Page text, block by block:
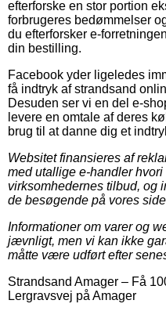
efterforske en stor portion
forbrugeres bedømmelser
du efterforsker e-
din bestilling.
Facebook yder ligeledes
få indtryk af strandsand
Desuden ser vi en del e-
levere en omtale af deres
brug til at danne dig et
Websitet finansieres af
med utallige e-handler
virksomhedernes tilbud, og
de besøgende på vores
Informationer om varer og
jævnligt, men vi kan ikke
måtte være udført efter
Strandsand Amager – Få
Lergravsvej på Amager